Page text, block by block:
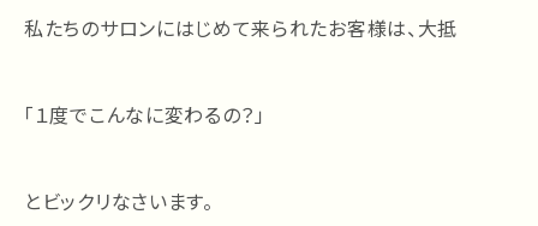
私たちのサロンにはじめて来られたお客様は、大抵
「１度でこんなに変わるの？」
とビックリなさいます。